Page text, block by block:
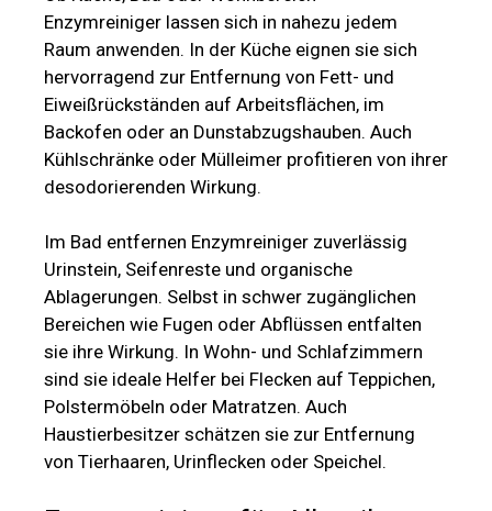
Enzymreiniger lassen sich in nahezu jedem
Raum anwenden. In der Küche eignen sie sich
hervorragend zur Entfernung von Fett- und
Eiweißrückständen auf Arbeitsflächen, im
Backofen oder an Dunstabzugshauben. Auch
Kühlschränke oder Mülleimer profitieren von ihrer
desodorierenden Wirkung.
Im Bad entfernen Enzymreiniger zuverlässig
Urinstein, Seifenreste und organische
Ablagerungen. Selbst in schwer zugänglichen
Bereichen wie Fugen oder Abflüssen entfalten
sie ihre Wirkung. In Wohn- und Schlafzimmern
sind sie ideale Helfer bei Flecken auf Teppichen,
Polstermöbeln oder Matratzen. Auch
Haustierbesitzer schätzen sie zur Entfernung
von Tierhaaren, Urinflecken oder Speichel.